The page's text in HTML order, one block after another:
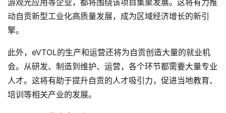
游观光应用等企业，都将围绕该项目集聚发展。这将有力推
动自贡新型工业化高质量发展，成为区域经济增长的新引
擎。
此外，eVTOL的生产和运营还将为自贡创造大量的就业机
会。从研发、制造到维护、运营，各个环节都需要大量专业
人才。这将有助于提升自贡的人才吸引力，促进当地教育、
培训等相关产业的发展。